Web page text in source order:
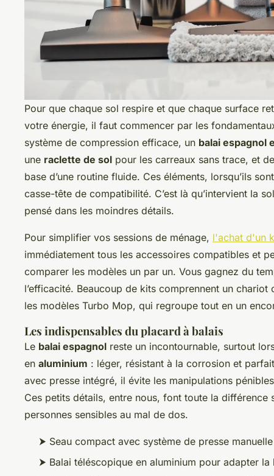
Pour que chaque sol respire et que chaque surface
votre énergie, il faut commencer par les
système de compression efficace, un balai espagnol
une raclette de sol pour les carreaux sans trace, et
base d’une routine fluide. Ces éléments, lorsqu’ils
casse-tête de compatibilité. C’est là qu’intervient la
pensé dans les moindres détails.
Pour simplifier vos sessions de ménage, l'achat d'un
immédiatement tous les accessoires compatibles et
comparer les modèles un par un. Vous gagnez du
l’efficacité. Beaucoup de kits comprennent un chariot
les modèles Turbo Mop, qui regroupe tout en un
Les indispensables du placard à balais
Le balai espagnol reste un incontournable, surtout
en aluminium : léger, résistant à la corrosion et
avec presse intégré, il évite les manipulations
Ces petits détails, entre nous, font toute la différence
personnes sensibles au mal de dos.
⮞ Seau compact avec système de presse
⮞ Balai téléscopique en aluminium pour adapter la